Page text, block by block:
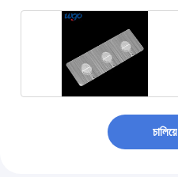
চালিয়ে